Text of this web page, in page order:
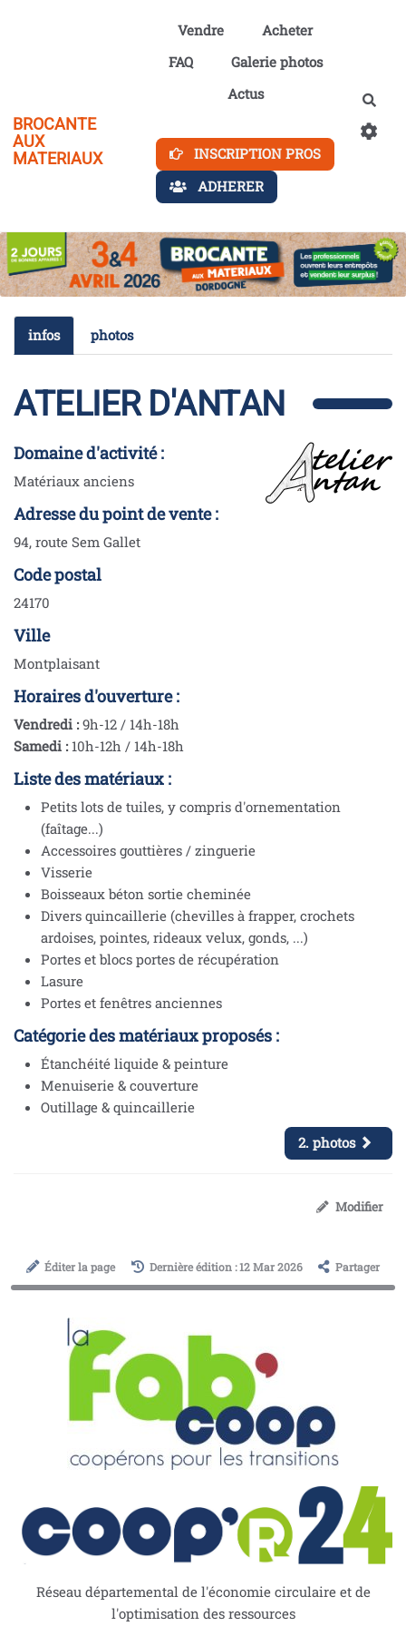
Aller au contenu principal
BROCANTE
AUX
MATERIAUX
Vendre
Acheter
FAQ
Galerie photos
Actus
INSCRIPTION PROS
ADHERER
infos photos
ATELIER D'ANTAN
Domaine d'activité :
Matériaux anciens
Adresse du point de vente :
94, route Sem Gallet
Code postal
24170
Ville
Montplaisant
Horaires d'ouverture :
Vendredi : 9h-12 / 14h-18h
Samedi : 10h-12h / 14h-18h
Liste des matériaux :
Petits lots de tuiles, y compris d'ornementation
(faîtage...)
Accessoires gouttières / zinguerie
Visserie
Boisseaux béton sortie cheminée
Divers quincaillerie (chevilles à frapper, crochets
ardoises, pointes, rideaux velux, gonds, ...)
Portes et blocs portes de récupération
Lasure
Portes et fenêtres anciennes
Catégorie des matériaux proposés :
Étanchéité liquide & peinture
Menuiserie & couverture
Outillage & quincaillerie
2. photos
Modifier
Éditer la page Dernière édition : 12 Mar 2026 Partager
Réseau départemental de l'économie circulaire et de
l'optimisation des ressources